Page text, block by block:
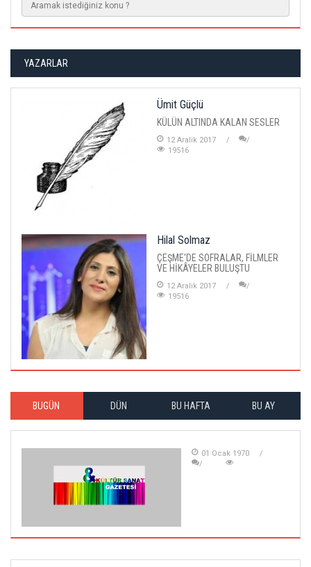
YAZARLAR
Ümit Güçlü
KÜLÜN ALTINDA KALAN SESLER
12 Aralik 2017
19516
Hilal Solmaz
ÇEŞME'DE SOFRALAR, FİLMLER
VE HİKÂYELER BULUŞTU
12 Aralik 2017
19516
BUGÜN DÜN BU HAFTA BU AY
01 Ocak 1970